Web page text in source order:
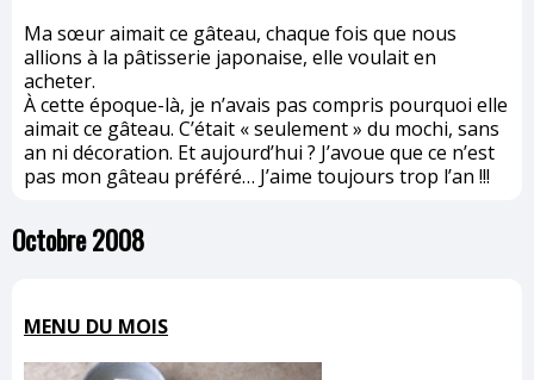
Ma sœur aimait ce gâteau, chaque fois que nous
allions à la pâtisserie japonaise, elle voulait en
acheter.
À cette époque-là, je n’avais pas compris pourquoi elle
aimait ce gâteau. C’était « seulement » du mochi, sans
an ni décoration. Et aujourd’hui ? J’avoue que ce n’est
pas mon gâteau préféré… J’aime toujours trop l’an !!!
Octobre 2008
MENU DU MOIS